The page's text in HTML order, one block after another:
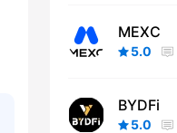
MEXC
5.0
BYDFi
5.0